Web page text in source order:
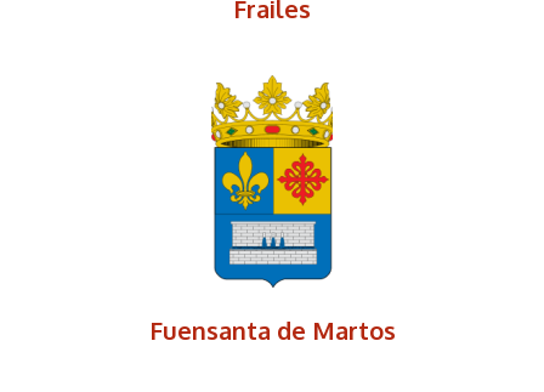
Frailes
Fuensanta de Martos